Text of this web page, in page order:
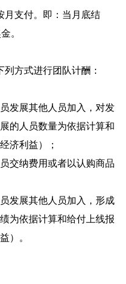
月支付。即：当月底结
。
列方式进行团队计酬：
发展其他人员加入，对发
的人员数量为依据计算和
济利益）；
交纳费用或者以认购商品
发展其他人员加入，形成
为依据计算和给付上线报
）。